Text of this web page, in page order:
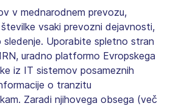
v mednarodnem prevozu,
vsaki prevozni dejavnosti,
Uporabite spletno stran
uradno platformo Evropskega
iz IT sistemov posameznih
o tranzitu
Zaradi njihovega obsega (več